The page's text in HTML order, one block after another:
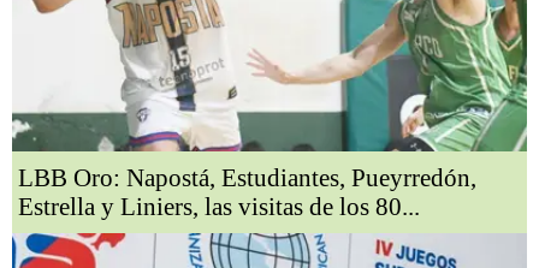
LBB Oro: Napostá, Estudiantes, Pueyrredón,
Estrella y Liniers, las visitas de los 80...